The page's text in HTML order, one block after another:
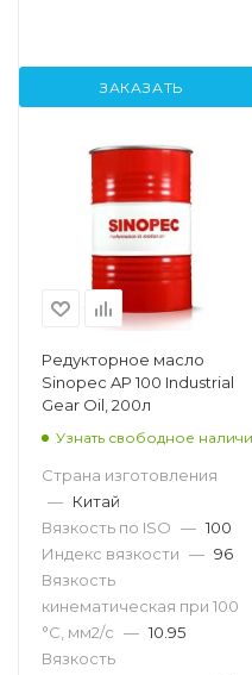
ЗАКАЗАТЬ
Редукторное масло
Sinopec AP 100 Industrial
Gear Oil, 200л
Узнать свободное
Страна изготовления
— Китай
Вязкость по ISO — 100
Индекс вязкости — 96
Вязкость
кинематическая при 100
°С, мм2/с — 10.95
Вязкость